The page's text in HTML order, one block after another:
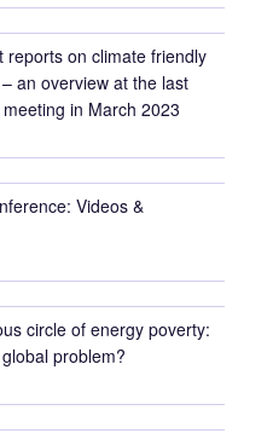
reports on climate friendly
an overview at the last
in March 2023
Videos &
circle of energy poverty:
problem?